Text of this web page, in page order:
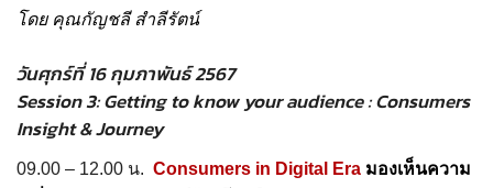
โดย คุณกัญชลี สำลีรัตน์
วันศุกร์ที่ 16 กุมภาพันธ์ 2567
Session 3: Getting to know your audience : Consumers
Insight & Journey
09.00 – 12.00 น. Consumers in Digital Era มองเห็นความ